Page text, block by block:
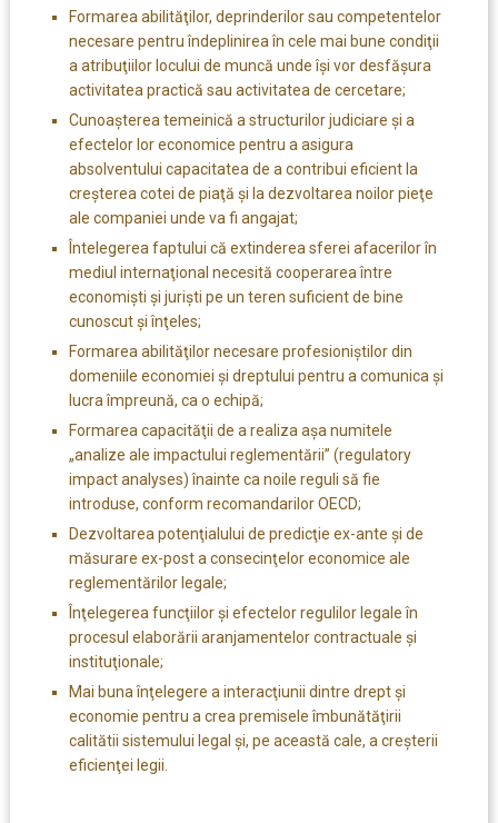
Formarea abilităţilor, deprinderilor sau competentelor
necesare pentru îndeplinirea în cele mai bune condiţii
a atribuţiilor locului de muncă unde îşi vor desfăşura
activitatea practică sau activitatea de cercetare;
Cunoaşterea temeinică a structurilor judiciare şi a
efectelor lor economice pentru a asigura
absolventului capacitatea de a contribui eficient la
creşterea cotei de piaţă şi la dezvoltarea noilor pieţe
ale companiei unde va fi angajat;
Întelegerea faptului că extinderea sferei afacerilor în
mediul internaţional necesită cooperarea între
economişti şi jurişti pe un teren suficient de bine
cunoscut şi înţeles;
Formarea abilităţilor necesare profesioniştilor din
domeniile economiei şi dreptului pentru a comunica şi
lucra împreună, ca o echipă;
Formarea capacităţii de a realiza aşa numitele
„analize ale impactului reglementării” (regulatory
impact analyses) înainte ca noile reguli să fie
introduse, conform recomandarilor OECD;
Dezvoltarea potenţialului de predicţie ex-ante şi de
măsurare ex-post a consecinţelor economice ale
reglementărilor legale;
Înţelegerea funcţiilor şi efectelor regulilor legale în
procesul elaborării aranjamentelor contractuale şi
instituţionale;
Mai buna înţelegere a interacţiunii dintre drept şi
economie pentru a crea premisele îmbunătăţirii
calitătii sistemului legal şi, pe această cale, a creşterii
eficienţei legii.